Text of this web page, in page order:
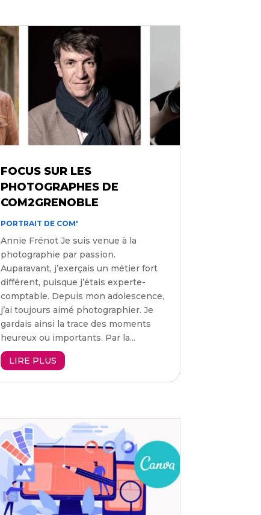
FOCUS SUR LES
PHOTOGRAPHES DE
COM2GRENOBLE
PORTRAIT DE COM'
Annie Frénot Je suis venue à la
photographie par passion.
Auparavant, j’exerçais un métier fort
différent, puisque j’étais experte-
comptable. Depuis mon adolescence,
j’ai toujours aimé photographier. Je
gardais ainsi la trace des moments
heureux ou importants. Par la...
LIRE PLUS